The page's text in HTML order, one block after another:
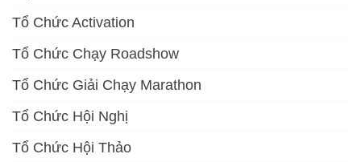
Tổ Chức Activation
Tổ Chức Chạy Roadshow
Tổ Chức Giải Chạy Marathon
Tổ Chức Hội Nghị
Tổ Chức Hội Thảo